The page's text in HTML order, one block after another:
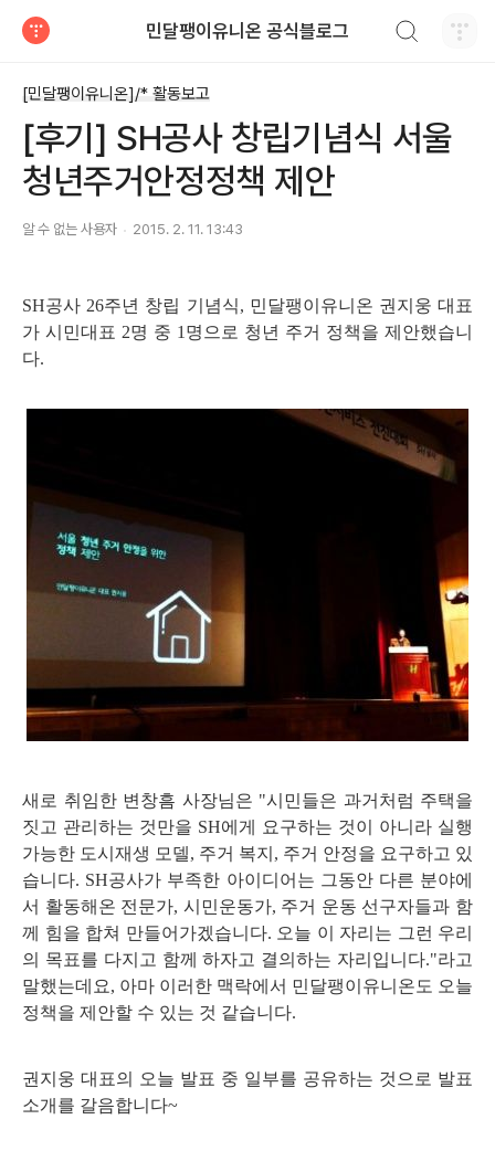
민달팽이유니온 공식블로그
[민달팽이유니온]/* 활동보고
[후기] SH공사 창립기념식 서울
청년주거안정정책 제안
알 수 없는 사용자 2015. 2. 11. 13:43
SH공사 26주년 창립 기념식, 민달팽이유니온 권지웅 대표
가 시민대표 2명 중 1명으로 청년 주거 정책을 제안했습니
다.
새로 취임한 변창흠 사장님은 "시민들은 과거처럼 주택을
짓고 관리하는 것만을 SH에게 요구하는 것이 아니라 실행
가능한 도시재생 모델, 주거 복지, 주거 안정을 요구하고 있
습니다. SH공사가 부족한 아이디어는 그동안 다른 분야에
서 활동해온 전문가, 시민운동가, 주거 운동 선구자들과 함
께 힘을 합쳐 만들어가겠습니다. 오늘 이 자리는 그런 우리
의 목표를 다지고 함께 하자고 결의하는 자리입니다."라고
말했는데요, 아마 이러한 맥락에서 민달팽이유니온도 오늘
정책을 제안할 수 있는 것 같습니다.
권지웅 대표의 오늘 발표 중 일부를 공유하는 것으로 발표
소개를 갈음합니다~